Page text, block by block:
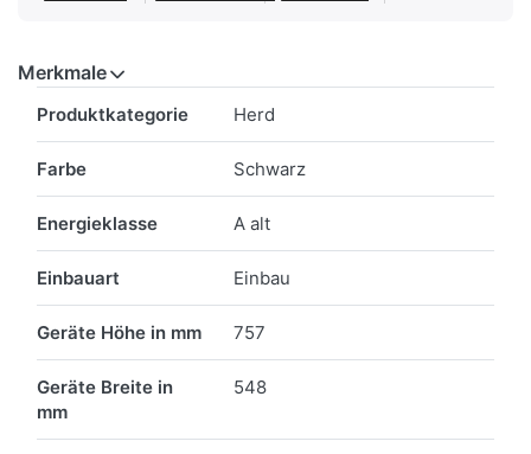
Merkmale
Produktkategorie Herd
Farbe Schwarz
Energieklasse A alt
Einbauart Einbau
Geräte Höhe in mm 757
Geräte Breite in
mm
548